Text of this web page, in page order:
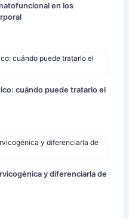
en los
cuándo puede tratarlo el
y diferenciarla de